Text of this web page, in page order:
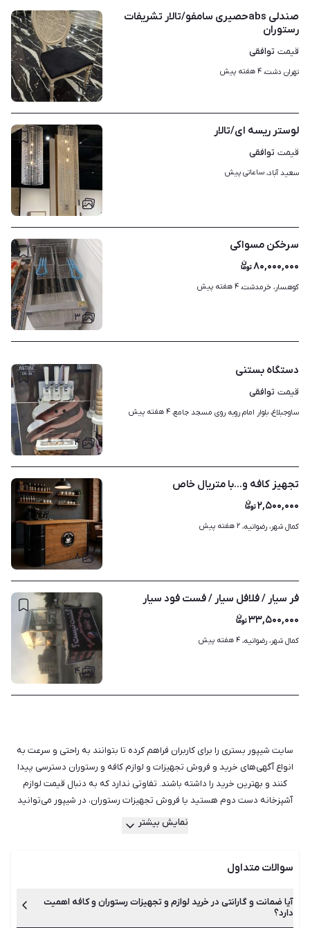
۱
صندلی absحصیری سامفو/تالار تشریفات
رستوران
قیمت توافقی
تهران دشت، ۴ هفته پیش
۱
لوستر ریسه ای/تالار
قیمت توافقی
سعید آباد، ساعاتی پیش
۳
سرخکن مسواکی
۸۰,۰۰۰,۰۰۰
کوهسار، خرمدشت، ۴ هفته پیش
۴
دستگاه بستنی
قیمت توافقی
ساوجبلاغ، بلوار امام روبه روی مسجد جامع، ۴ هفته پیش
۸
تجهیز کافه و...با متریال خاص
۲,۵۰۰,۰۰۰
کمال شهر، رضوانیه، ۲ هفته پیش
۴
فر سیار / فلافل سیار / فست فود سیار
۳۳,۵۰۰,۰۰۰
کمال شهر، رضوانیه، ۴ هفته پیش
سایت شیپور بستری را برای کاربران فراهم کرده تا بتوانند به راحتی و سرعت به
انواع آگهی‌های خرید و فروش تجهیزات و لوازم کافه و رستوران دسترسی پیدا
کنند و بهترین خرید را داشته باشند. تفاوتی ندارد که به دنبال قیمت لوازم
آشپزخانه دست دوم هستید یا فروش تجهیزات رستوران، در شیپور می‌توانید
بدون واسطه آگهی‌ها را بررسی و مقایسه کنید. سایت شیپور تمام تلاش خود را
نیاز کاربران را برطرف نماید. اگر شما برای مدت کوتاهی قصد استفاده از وسایل و
طولانی مدت از این وسایل استفاده کنید و مشکل بودجه دارید، می‌توانید به
فکر خرید تجهیزات دست دوم باشید. شیپور تنها محیطی برای خرید و فروش
نمایش بیشتر
سوالات متداول
آیا ضمانت و گارانتی در خرید لوازم و تجهیزات رستوران و کافه اهمیت
دارد؟